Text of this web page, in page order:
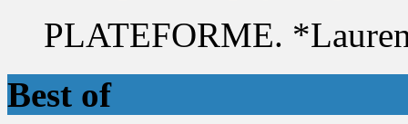
PLATEFORME.
Best of